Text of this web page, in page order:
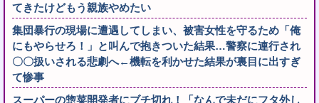
てきたけどもう親族やめたい
集団暴行の現場に遭遇してしまい、被害女性を守るため「俺
にもやらせろ！」と叫んで抱きついた結果…警察に連行され
〇〇扱いされる悲劇へ←機転を利かせた結果が裏目に出すぎ
て惨事
スーパーの惣菜開発者にブチ切れ！「なんで未だにフタ外し